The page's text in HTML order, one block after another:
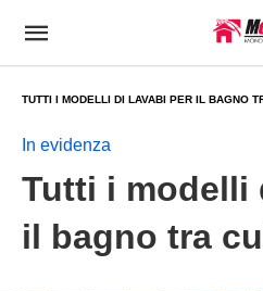
TUTTI I MODELLI DI LAVABI PER IL BAGNO
In evidenza
Tutti i modelli
il bagno tra